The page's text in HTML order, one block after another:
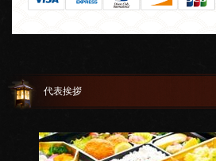
代表挨拶